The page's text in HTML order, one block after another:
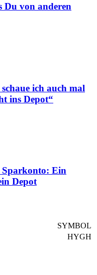
Du von anderen
ich auch mal
ins Depot“
Sparkonto: Ein
Depot
SYMBOL
HYGH